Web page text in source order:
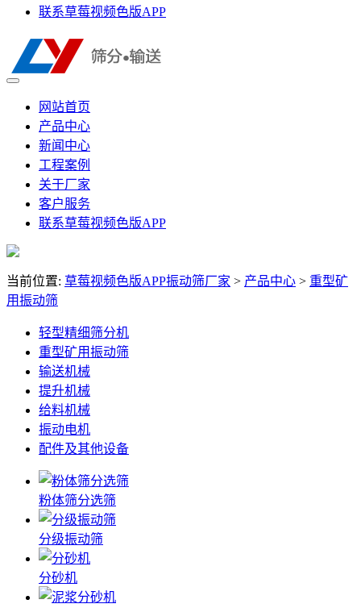
联系草莓视频色版APP
网站首页
产品中心
新闻中心
工程案例
关于厂家
客户服务
联系草莓视频色版APP
当前位置: 草莓视频色版APP振动筛厂家 > 产品中心 > 重型矿
用振动筛
轻型精细筛分机
重型矿用振动筛
输送机械
提升机械
给料机械
振动电机
配件及其他设备
粉体筛分选筛
分级振动筛
分砂机